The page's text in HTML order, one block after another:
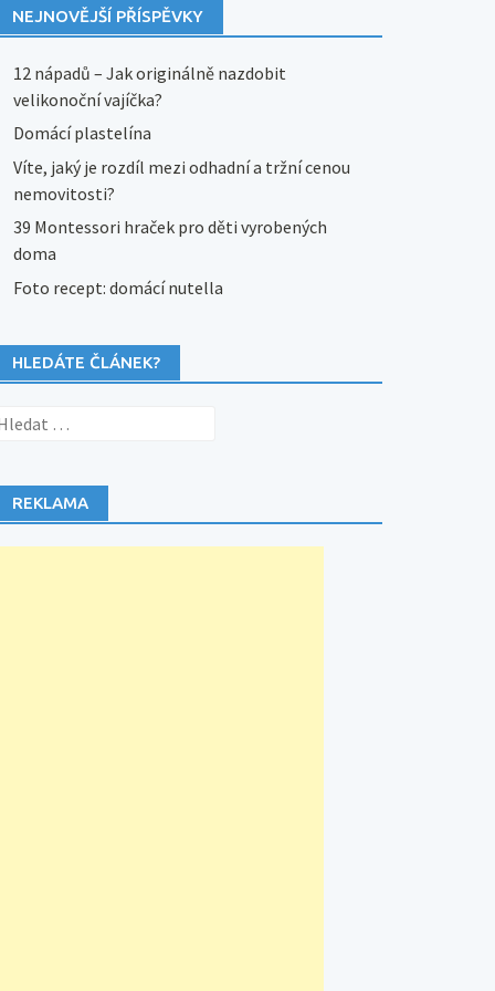
NEJNOVĚJŠÍ PŘÍSPĚVKY
12 nápadů – Jak originálně nazdobit
velikonoční vajíčka?
Domácí plastelína
Víte, jaký je rozdíl mezi odhadní a tržní cenou
nemovitosti?
39 Montessori hraček pro děti vyrobených
doma
Foto recept: domácí nutella
HLEDÁTE ČLÁNEK?
REKLAMA